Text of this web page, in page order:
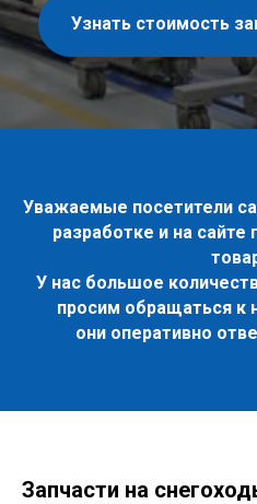
Узнать стоимость
Уважаемые посетители
разработке и на
У нас большое
просим обращаться
они оперативно
Запчасти на